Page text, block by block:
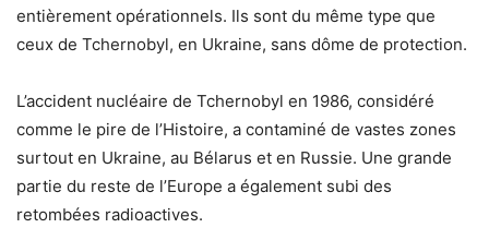
entièrement opérationnels. Ils sont du même type que
ceux de Tchernobyl, en Ukraine, sans dôme de protection.
L’accident nucléaire de Tchernobyl en 1986, considéré
comme le pire de l’Histoire, a contaminé de vastes zones
surtout en Ukraine, au Bélarus et en Russie. Une grande
partie du reste de l’Europe a également subi des
retombées radioactives.